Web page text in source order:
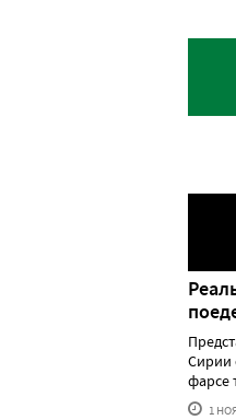
Сирии
фарсе
1